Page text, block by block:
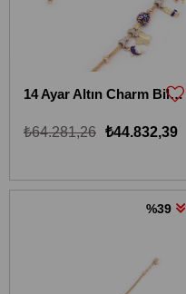
14 Ayar Altın Charm Bileklik 14KBLKİ2
₺44.832,39
₺64.281,26
%39